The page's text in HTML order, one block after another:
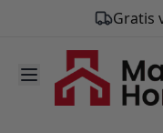
Ga naar de inhoud